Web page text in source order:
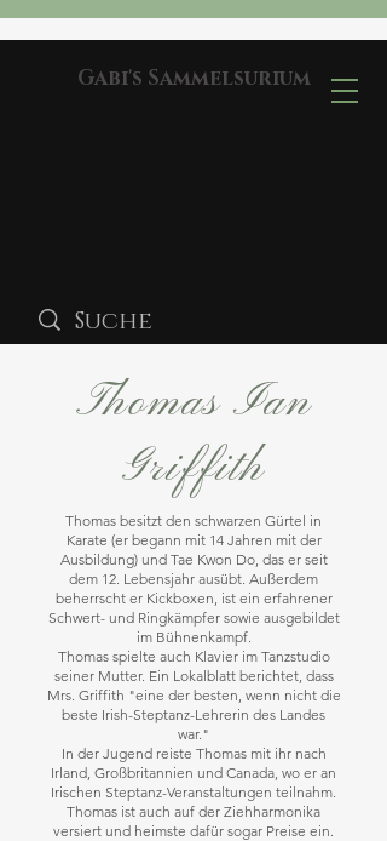
Gabi's Sammelsurium
Thomas Ian
Griffith
Thomas besitzt den schwarzen Gürtel in
Karate (er begann mit 14 Jahren mit der
Ausbildung) und Tae Kwon Do, das er seit
dem 12. Lebensjahr ausübt. Außerdem
beherrscht er Kickboxen, ist ein erfahrener
Schwert- und Ringkämpfer sowie ausgebildet
im Bühnenkampf.
Thomas spielte auch Klavier im Tanzstudio
seiner Mutter. Ein Lokalblatt berichtet, dass
Mrs. Griffith "eine der besten, wenn nicht die
beste Irish-Steptanz-Lehrerin des Landes
war."
In der Jugend reiste Thomas mit ihr nach
Irland, Großbritannien und Canada, wo er an
Irischen Steptanz-Veranstaltungen teilnahm.
Thomas ist auch auf der Ziehharmonika
versiert und heimste dafür sogar Preise ein.